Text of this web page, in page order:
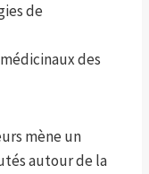
de
des
mène un
autour de la